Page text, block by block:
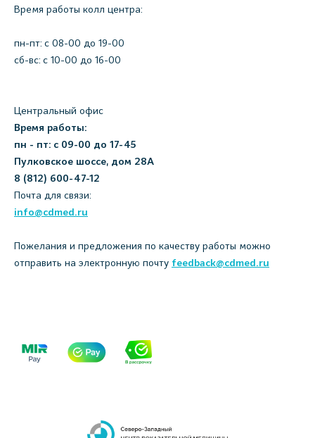
Время работы колл центра:
пн-пт: c 08-00 до 19-00
сб-вс: с 10-00 до 16-00
Центральный офис
Время работы:
пн - пт: с 09-00 до 17-45
Пулковское шоссе, дом 28А
8 (812) 600-47-12
Почта для связи:
info@cdmed.ru
Пожелания и предложения по качеству работы можно
отправить на электронную почту feedback@cdmed.ru